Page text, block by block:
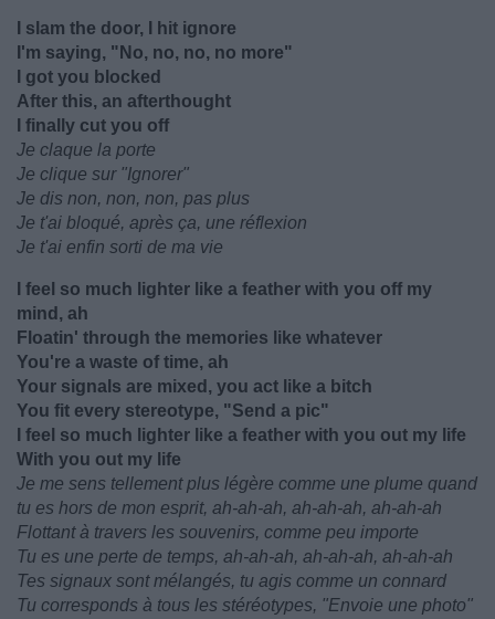
I slam the door, I hit ignore
I'm saying, "No, no, no, no more"
I got you blocked
After this, an afterthought
I finally cut you off
Je claque la porte
Je clique sur "Ignorer"
Je dis non, non, non, pas plus
Je t'ai bloqué, après ça, une réflexion
Je t'ai enfin sorti de ma vie
I feel so much lighter like a feather with you off my
mind, ah
Floatin' through the memories like whatever
You're a waste of time, ah
Your signals are mixed, you act like a bitch
You fit every stereotype, "Send a pic"
I feel so much lighter like a feather with you out my life
With you out my life
Je me sens tellement plus légère comme une plume quand
tu es hors de mon esprit, ah-ah-ah, ah-ah-ah, ah-ah-ah
Flottant à travers les souvenirs, comme peu importe
Tu es une perte de temps, ah-ah-ah, ah-ah-ah, ah-ah-ah
Tes signaux sont mélangés, tu agis comme un connard
Tu corresponds à tous les stéréotypes, "Envoie une photo"